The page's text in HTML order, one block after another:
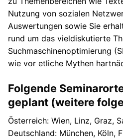
Nutzung von sozialen
Auswertungen sowie Sie
rund um das vieldiskutierte
Suchmaschinenoptimierung
wie vor etliche Mythen
Folgende
geplant (weitere
Österreich: Wien, Linz, Graz,
Deutschland: München, Köln,